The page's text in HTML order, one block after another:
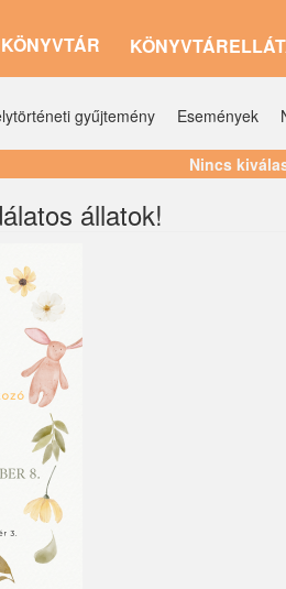
gyűjtemény Események
Nincs
állatok!